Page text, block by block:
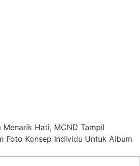
Menarik Hati, MCND Tampil
Foto Konsep Individu Untuk Album